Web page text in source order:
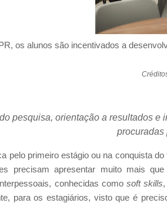
os alunos são incentivados a
pesquisa, orientação a resultados
procuradas
pelo primeiro estágio ou na conquista
precisam apresentar muito mais
conhecidas comosoft skills
para os estagiários, visto que é